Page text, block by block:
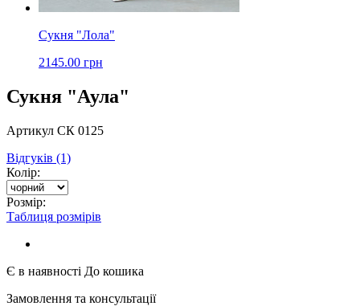
Сукня "Лола"
2145.00 грн
Сукня "Аула"
Артикул СК 0125
Відгуків (1)
Колір:
Розмір:
Таблиця розмірів
Є в наявності До кошика
Замовлення та консультації